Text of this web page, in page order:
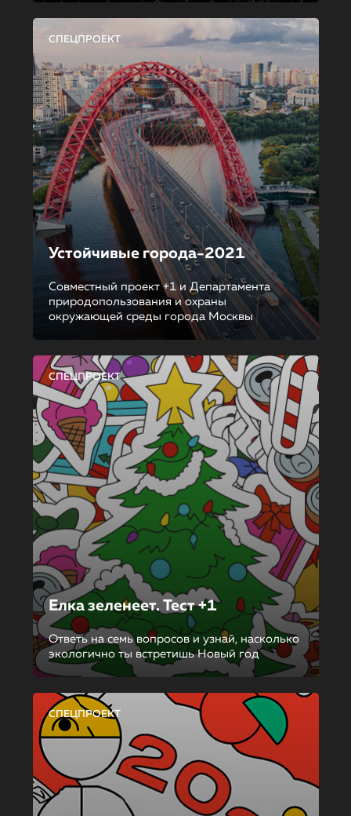
СПЕЦПРОЕКТ
Устойчивые города-2021
Совместный проект +1 и Департамента
природопользования и охраны
окружающей среды города Москвы
СПЕЦПРОЕКТ
Елка зеленеет. Тест +1
Ответь на семь вопросов и узнай, насколько
экологично ты встретишь Новый год
СПЕЦПРОЕКТ